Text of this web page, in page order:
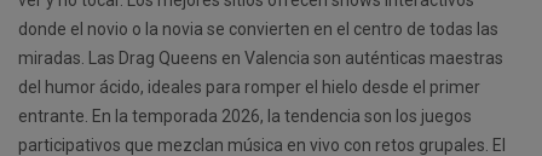
donde el novio o la novia se convierten en el centro de todas las
miradas. Las Drag Queens en Valencia son auténticas maestras
del humor ácido, ideales para romper el hielo desde el primer
entrante. En la temporada 2026, la tendencia son los juegos
participativos que mezclan música en vivo con retos grupales. El